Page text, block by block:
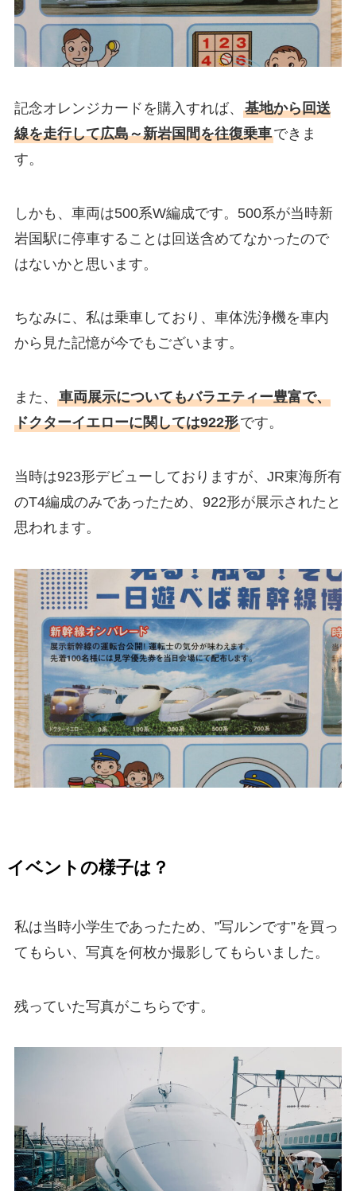
記念オレンジカードを購入すれば、 基地から回送
線を走行して広島～新岩国間を往復乗車できま
す。
しかも、車両は500系W編成です。500系が当時新
岩国駅に停車することは回送含めてなかったので
はないかと思います。
ちなみに、私は乗車しており、車体洗浄機を車内
から見た記憶が今でもございます。
また、 車両展示についてもバラエティー豊富で、
ドクターイエローに関しては922形です。
当時は923形デビューしておりますが、JR東海所有
のT4編成のみであったため、922形が展示されたと
思われます。
イベントの様子は？
私は当時小学生であったため、”写ルンです”を買っ
てもらい、写真を何枚か撮影してもらいました。
残っていた写真がこちらです。